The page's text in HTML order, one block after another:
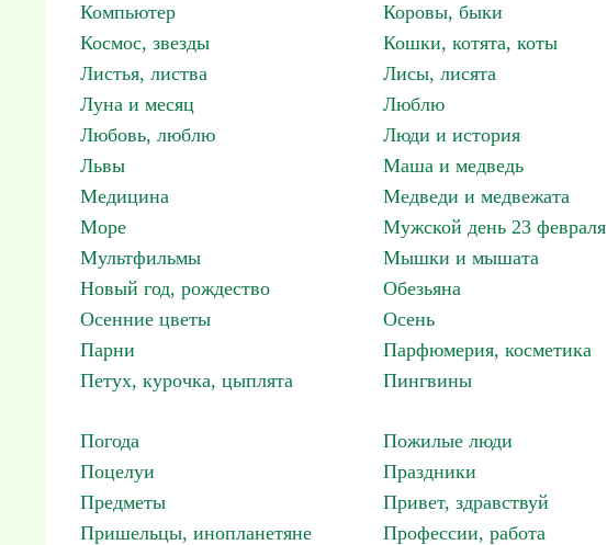
Компьютер Коровы, быки
Космос, звезды
Кошки, котята, коты
Листья, листва
Лисы, лисята
Луна и месяц
Люблю
Любовь, люблю
Люди и история
Львы
Маша и медведь
Медицина
Медведи и медвежата
Море
Мужской день 23 февраля
Мультфильмы
Мышки и мышата
Новый год, рождество
Обезьяна
Осенние цветы
Осень
Парни
Парфюмерия, косметика
Петух, курочка, цыплята
Пингвины
Погода
Пожилые люди
Поцелуи
Праздники
Предметы
Привет, здравствуй
Пришельцы, инопланетяне
Профессии, работа